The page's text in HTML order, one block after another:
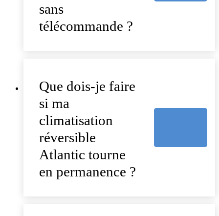
sans
télécommande ?
Que dois-je faire
si ma
climatisation
réversible
Atlantic tourne
en permanence ?